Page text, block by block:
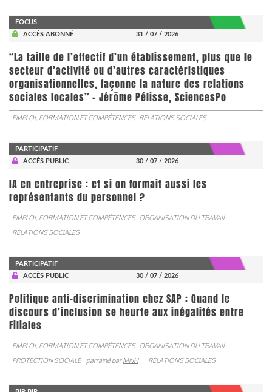
FOCUS
ACCÈS ABONNÉ
31 / 07 / 2026
“La taille de l’effectif d’un établissement, plus que le
secteur d’activité ou d’autres caractéristiques
organisationnelles, façonne la nature des relations
sociales locales” - Jérôme Pélisse, SciencesPo
EMPLOI, FORMATION ET COMPÉTENCES RELATIONS SOCIALES
PARTICIPATIF
ACCÈS PUBLIC
30 / 07 / 2026
IA en entreprise : et si on formait aussi les
représentants du personnel ?
EMPLOI, FORMATION ET COMPÉTENCES ORGANISATION DU TRAVAIL
RELATIONS SOCIALES
PARTICIPATIF
ACCÈS PUBLIC
30 / 07 / 2026
Politique anti-discrimination chez SAP : Quand le
discours d’inclusion se heurte aux inégalités entre
Filiales
EMPLOI, FORMATION ET COMPÉTENCES ORGANISATION DU TRAVAIL
PROTECTION SOCIALE
parrainé parMNH RELATIONS SOCIALES